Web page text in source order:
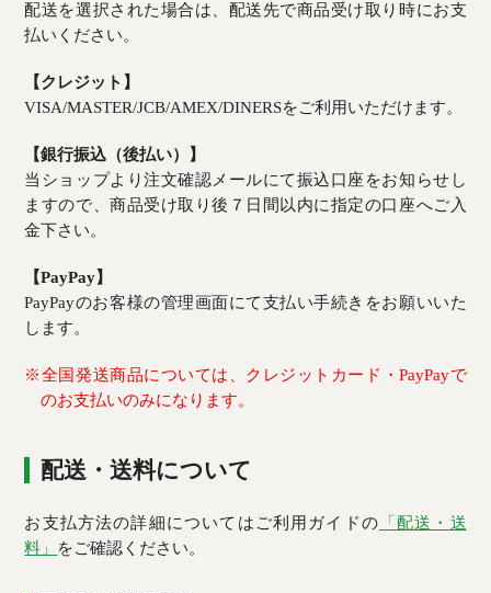
配送を選択された場合は、配送先で商品受け取り時にお支
払いください。
【クレジット】
VISA/MASTER/JCB/AMEX/DINERSをご利用いただけます。
【銀行振込（後払い）】
当ショップより注文確認メールにて振込口座をお知らせし
ますので、商品受け取り後７日間以内に指定の口座へご入
金下さい。
【PayPay】
PayPayのお客様の管理画面にて支払い手続きをお願いいた
します。
※全国発送商品については、クレジットカード・PayPayで
のお支払いのみになります。
配送・送料について
お支払方法の詳細についてはご利用ガイドの 「配送・送
料」 をご確認ください。